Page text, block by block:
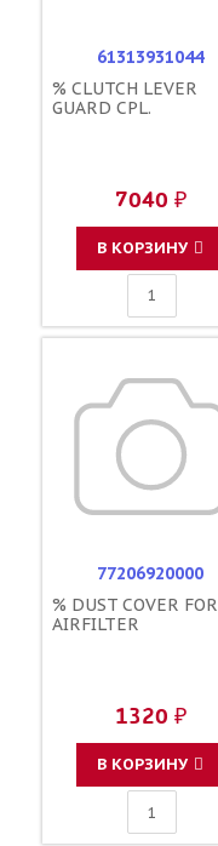
61313931044
% CLUTCH LEVER
GUARD CPL.
7040 ₽
В КОРЗИНУ
77206920000
% DUST COVER FOR
AIRFILTER
1320 ₽
В КОРЗИНУ